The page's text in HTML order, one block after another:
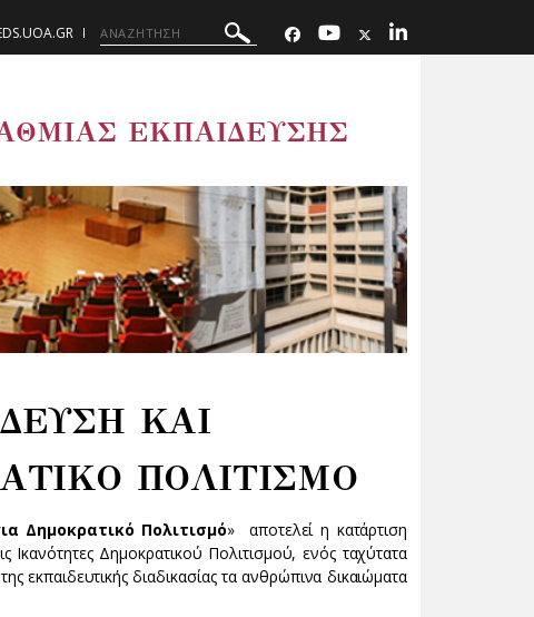
ΕΚΠΑΙΔΕΥΣΗΣ
ΚΑΙ
ΠΟΛΙΤΙΣΜΟ
Δημοκρατικό Πολιτισμό» αποτελεί η κατάρτιση
Δημοκρατικού Πολιτισμού, ενός ταχύτατα
διαδικασίας τα ανθρώπινα δικαιώματα